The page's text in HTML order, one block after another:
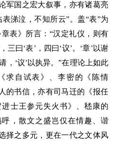
军国之宏大叙事，亦有诸葛亮
表涕泣，不知所云”。盖“表”为
表》所言：“汉定礼仪，则有
三曰‘表’，四曰‘议’。‘章’以谢
，‘议’以执异。”在理论上如此
求自试表》、李密的《陈情
的书信，亦有司马迁的《报任
士王参元失火书》、嵇康的
呼，散文之盛岂仅在情趣、谐
择之多元，更在一代之文体风